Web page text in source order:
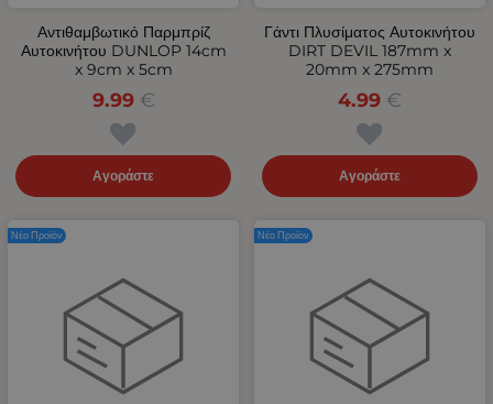
Αντιθαμβωτικό Παρμπρίζ
Αυτοκινήτου DUNLOP 14cm
x 9cm x 5cm
9.99 €
Αγοράστε
Γάντι Πλυσίματος Αυτοκινήτου
DIRT DEVIL 187mm x
20mm x 275mm
4.99 €
Αγοράστε
Νέο Προϊόν Νέο Προϊόν